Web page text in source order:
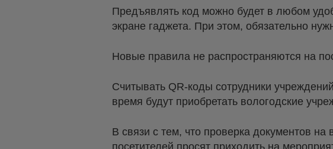
Предъявлять код можно будет в любом
экране гаджета. При этом, обязательно
Новые правила не распространяются на
Считывать QR-коды сотрудники
время будут приобретать вологодские
В связи с тем, что проверка документов